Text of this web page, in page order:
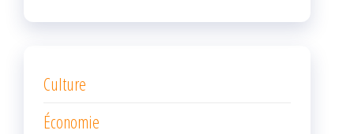
Culture
Économie